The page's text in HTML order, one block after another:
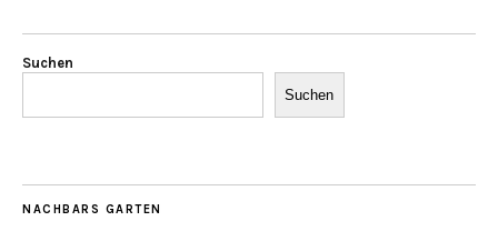
Suchen
Suchen
NACHBARS GARTEN